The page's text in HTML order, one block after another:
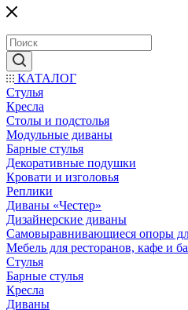
КАТАЛОГ
Стулья
Кресла
Столы и подстолья
Модульные диваны
Барные стулья
Декоративные подушки
Кровати и изголовья
Реплики
Диваны «Честер»
Дизайнерские диваны
Самовыравнивающиеся опоры
Мебель для ресторанов, кафе и
Стулья
Барные стулья
Кресла
Диваны